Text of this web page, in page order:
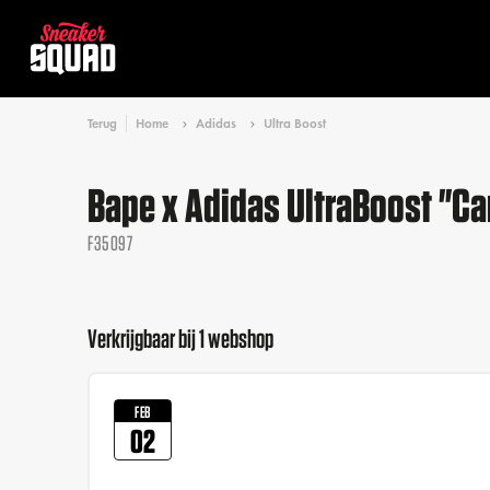
Terug Home Adidas Ultra Boost
Bape x Adidas UltraBoost
F35097
Verkrijgbaar bij 1 webshop
FEB
02